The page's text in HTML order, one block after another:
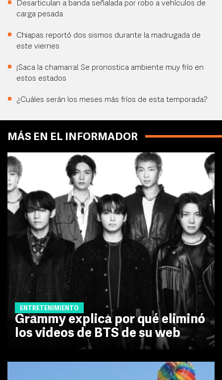
Desarticulan a banda señalada por robo a vehículos de
carga pesada
Chiapas reportó dos sismos durante la madrugada de
este viernes
¡Saca la chamarra! Se pronostica ambiente muy frío en
estos estados
¿Cuáles serán los meses más fríos de esta temporada?
MÁS EN EL INFORMADOR
ENTRETENIMIENTO
Grammy explica por qué eliminó
los videos de BTS de su web